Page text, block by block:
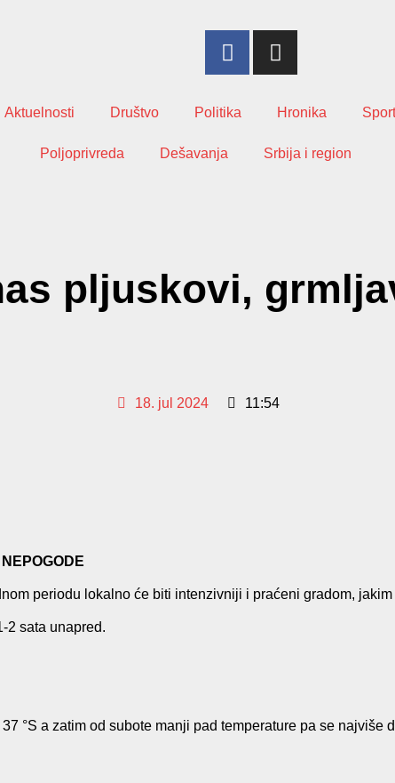
Aktuelnosti Društvo Politika Hronika
Poljoprivreda Dešavanja Srbija i region
pljuskovi,
18. jul 2024
11:54
periodu lokalno će biti intenzivniji i praćeni gradom,
2 sata unapred.
°S a zatim od subote manji pad temperature pa se najviše